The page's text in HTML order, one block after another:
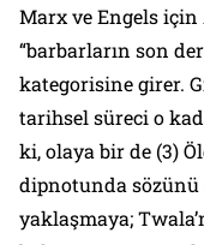
Marx ve Engels için
“barbarların son
kategorisine girer.
tarihsel süreci o
ki, olaya bir de(3)
dipnotunda sözünü
yaklaşmaya;